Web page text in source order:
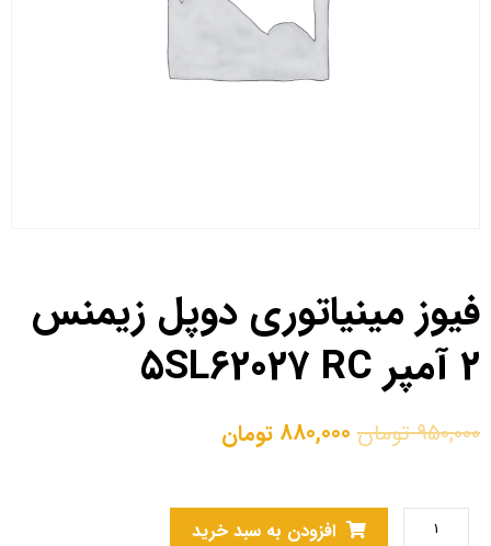
فیوز مینیاتوری دوپل زیمنس
2 آمپر 5SL62027 RC
950,000تومان 880,000 تومان
افزودن به سبد خرید